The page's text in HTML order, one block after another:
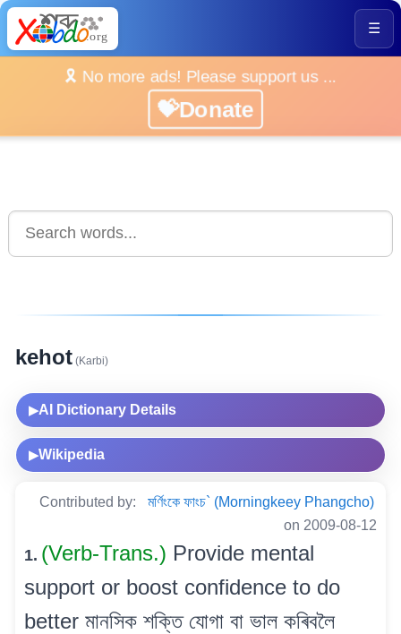
☰
🎗️ No more ads! Please support us ...
💝Donate
kehot (Karbi)
▶AI Dictionary Details
▶Wikipedia
Contributed by:
মৰ্ণিংকে ফাংচ` (Morningkeey Phangcho)
on 2009-08-12
1. (Verb-Trans.) Provide mental
support or boost confidence to do
better মানসিক শক্তি যোগা বা ভাল কৰিবলৈ